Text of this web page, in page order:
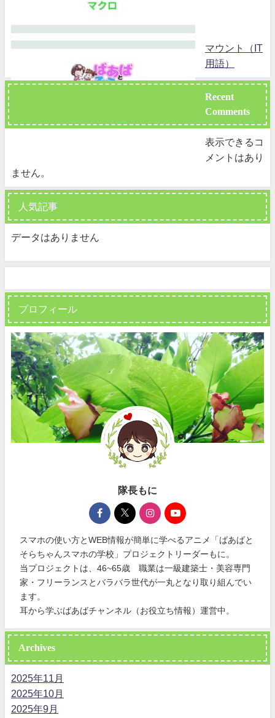
マウント（IT
用語）
Recent
Comments
表示できるコ
メントはあり
ません。
人気記事
データはありません
プロフィール
隊長もに
スマホの使い方とWEB情報が簡単に学べるアニメ「ばあばと
そらちゃんスマホの学校」プロジェクトリーダーもに。
当プロジェクトは、46~65歳 職業は一級建築士・美容専門
家・フリーランスとバラバラ世代が一丸となり取り組んでい
ます。
耳から学ぶばあばチャンネル（お役立ち情報）運営中。
Archives
2025年11月
2025年10月
2025年9月